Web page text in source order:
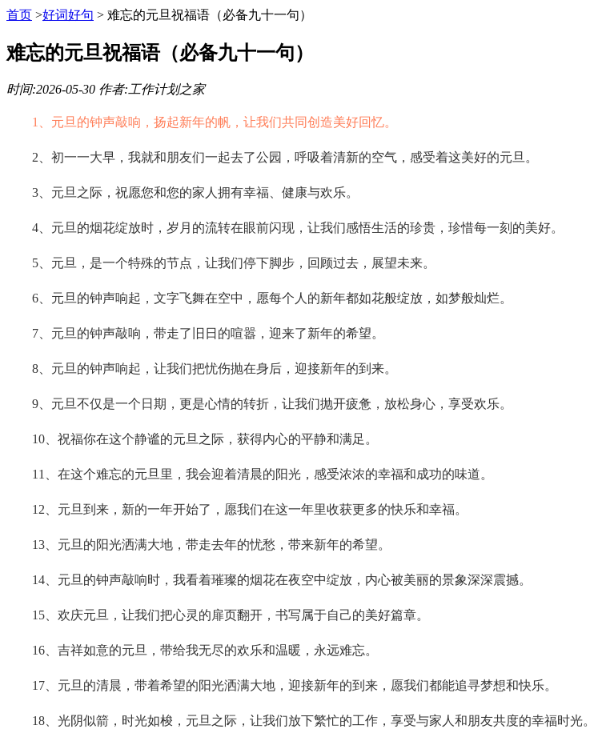
首页 >好词好句 > 难忘的元旦祝福语（必备九十一句）
难忘的元旦祝福语（必备九十一句）
时间:2026-05-30 作者:工作计划之家
1、元旦的钟声敲响，扬起新年的帆，让我们共同创造美好回忆。
2、初一一大早，我就和朋友们一起去了公园，呼吸着清新的空气，感受着这美好的元旦。
3、元旦之际，祝愿您和您的家人拥有幸福、健康与欢乐。
4、元旦的烟花绽放时，岁月的流转在眼前闪现，让我们感悟生活的珍贵，珍惜每一刻的美好。
5、元旦，是一个特殊的节点，让我们停下脚步，回顾过去，展望未来。
6、元旦的钟声响起，文字飞舞在空中，愿每个人的新年都如花般绽放，如梦般灿烂。
7、元旦的钟声敲响，带走了旧日的喧嚣，迎来了新年的希望。
8、元旦的钟声响起，让我们把忧伤抛在身后，迎接新年的到来。
9、元旦不仅是一个日期，更是心情的转折，让我们抛开疲惫，放松身心，享受欢乐。
10、祝福你在这个静谧的元旦之际，获得内心的平静和满足。
11、在这个难忘的元旦里，我会迎着清晨的阳光，感受浓浓的幸福和成功的味道。
12、元旦到来，新的一年开始了，愿我们在这一年里收获更多的快乐和幸福。
13、元旦的阳光洒满大地，带走去年的忧愁，带来新年的希望。
14、元旦的钟声敲响时，我看着璀璨的烟花在夜空中绽放，内心被美丽的景象深深震撼。
15、欢庆元旦，让我们把心灵的扉页翻开，书写属于自己的美好篇章。
16、吉祥如意的元旦，带给我无尽的欢乐和温暖，永远难忘。
17、元旦的清晨，带着希望的阳光洒满大地，迎接新年的到来，愿我们都能追寻梦想和快乐。
18、光阴似箭，时光如梭，元旦之际，让我们放下繁忙的工作，享受与家人和朋友共度的幸福时光。